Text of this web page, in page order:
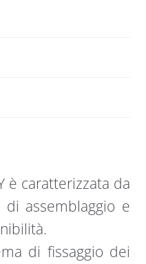
è caratterizzata da
di assemblaggio e
di fissaggio dei